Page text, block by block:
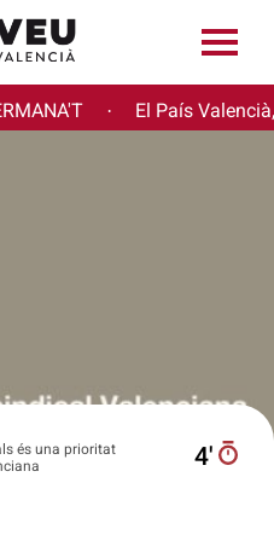
· El País
és una prioritat
4′